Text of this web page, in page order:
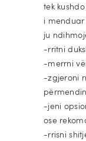
tek
i
ju
-rritni
-merrni
-zgjeroni
-jeni
ose
-rrisni